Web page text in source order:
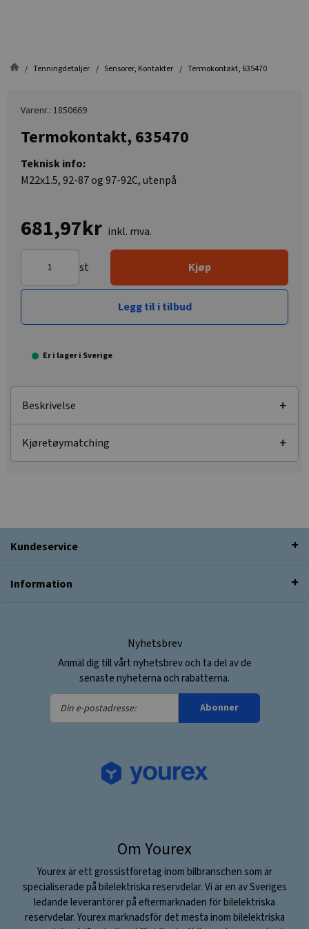
Tenningdetaljer Sensorer, Kontakter Termokontakt, 635470
Varenr.: 1850669
Termokontakt, 635470
Teknisk info:
M22x1.5, 92-87 og 97-92C, utenpå
681,97kr inkl. mva.
st Kjøp
Legg til i tilbud
Er i lager i Sverige
Beskrivelse
Kjøretøymatching
Kundeservice
Information
Nyhetsbrev
Anmäl dig till vårt nyhetsbrev och ta del av de
senaste nyheterna och rabatterna.
Din
e-
Abonner
Om Yourex
Yourex är ett grossistföretag inom bilbranschen som är
specialiserade på bilelektriska reservdelar. Vi är en av Sveriges
ledande leverantörer på eftermarknaden för bilelektriska
reservdelar. Yourex marknadsför det mesta inom bilelektriska